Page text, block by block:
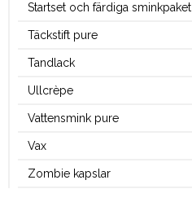
Startset och färdiga sminkpaket
Täckstift pure
Tandlack
Ullcrèpe
Vattensmink pure
Vax
Zombie kapslar